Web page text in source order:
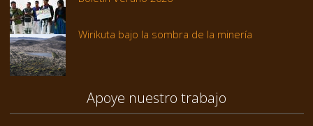
Wirikuta bajo la sombra de la minería
Apoye nuestro trabajo